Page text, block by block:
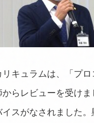
キュラムは、「プ
からレビューを受け
イスがなされました